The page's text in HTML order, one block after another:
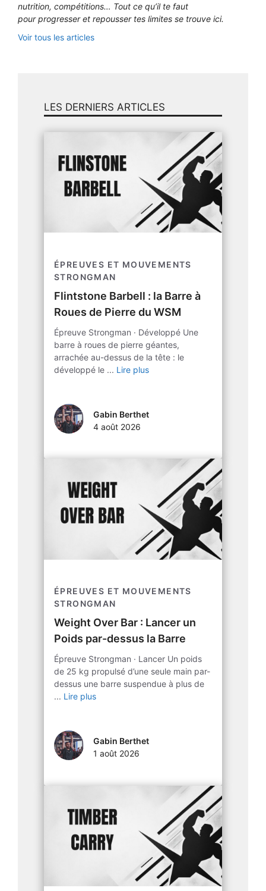
nutrition, compétitions… Tout ce qu’il te faut
pour progresser et repousser tes limites se trouve ici.
Voir tous les articles
LES DERNIERS ARTICLES
ÉPREUVES ET MOUVEMENTS
STRONGMAN
Flintstone Barbell : la Barre à
Roues de Pierre du WSM
Épreuve Strongman · Développé Une
barre à roues de pierre géantes,
arrachée au-dessus de la tête : le
développé le ... Lire plus
Gabin Berthet
4 août 2026
ÉPREUVES ET MOUVEMENTS
STRONGMAN
Weight Over Bar : Lancer un
Poids par-dessus la Barre
Épreuve Strongman · Lancer Un poids
de 25 kg propulsé d’une seule main par-
dessus une barre suspendue à plus de
... Lire plus
Gabin Berthet
1 août 2026